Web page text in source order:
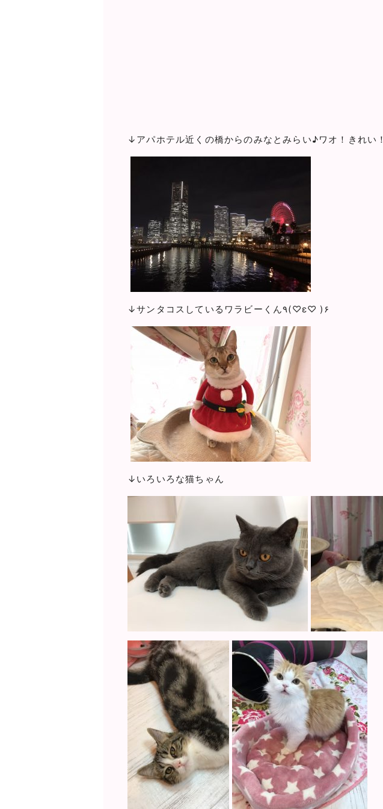
↓アパホテル近くの橋からのみなとみらい♪ワオ！きれい！
↓サンタコスしているワラビーくん٩(♡ε♡ )۶
↓いろいろな猫ちゃん